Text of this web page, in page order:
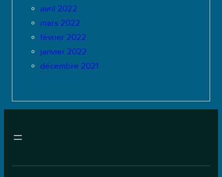
avril 2022
mars 2022
février 2022
janvier 2022
décembre 2021